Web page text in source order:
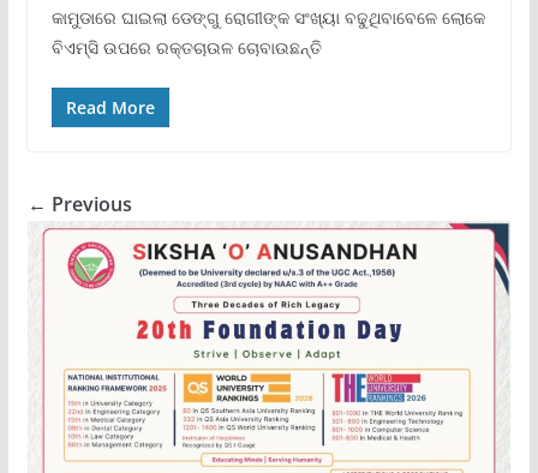
କାମୁଡାରେ ଘାଇଲା ଡେଙ୍ଗୁ ରୋଗୀଙ୍କ ସଂଖ୍ୟା ବଢୁଥିବାବେଳେ ଲୋକେ
ବିଏମ୍‍ସି ଉପରେ ରକ୍ତଚାଉଳ ଚୋବାଉଛନ୍ତି
Read More
← Previous